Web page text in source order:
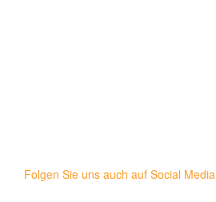
Folgen Sie uns auch auf Social Media